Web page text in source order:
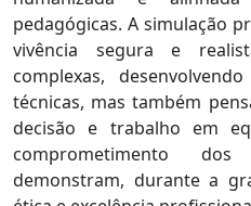
pedagógicas. A simulação
vivência segura e
complexas,
técnicas, mas também
decisão e trabalho em
comprometimento
demonstram, durante a